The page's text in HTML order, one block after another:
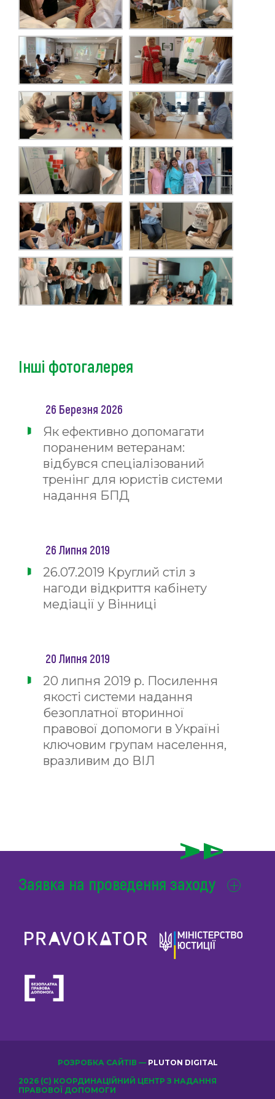
Інші фотогалерея
26 Березня 2026
Як ефективно допомагати
пораненим ветеранам:
відбувся спеціалізований
тренінг для юристів системи
надання БПД
26 Липня 2019
26.07.2019 Круглий стіл з
нагоди відкриття кабінету
медіації у Вінниці
20 Липня 2019
20 липня 2019 р. Посилення
якості системи надання
безоплатної вторинної
правової допомоги в Україні
ключовим групам населення,
вразливим до ВІЛ
Заявка на проведення заходу
2026 (С) КООРДИНАЦІЙНИЙ ЦЕНТР З НАДАННЯ
ПРАВОВОЇ ДОПОМОГИ
РОЗРОБКА САЙТІВ — PLUTON DIGITAL